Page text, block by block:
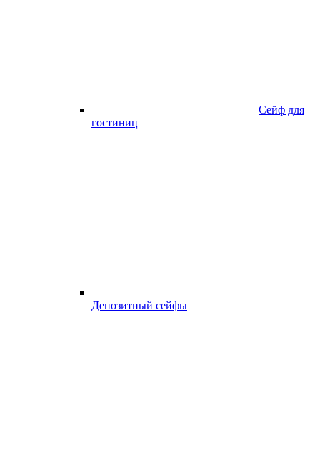
Сейф для
гостиниц
Депозитный сейфы